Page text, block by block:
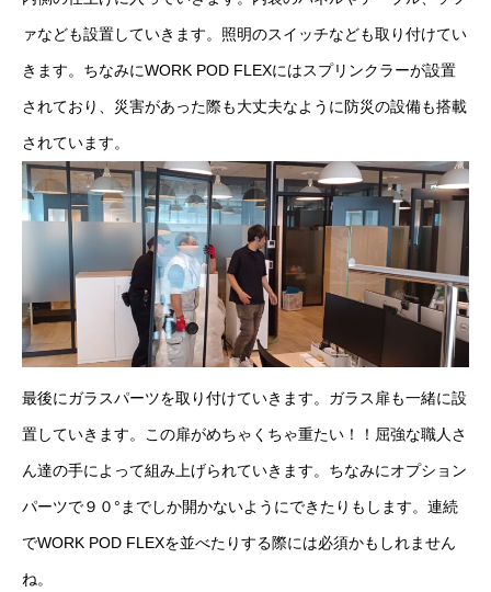
ァなども設置していきます。照明のスイッチなども取り付けてい
きます。ちなみにWORK POD FLEXにはスプリンクラーが設置
されており、災害があった際も大丈夫なように防災の設備も搭載
されています。
最後にガラスパーツを取り付けていきます。ガラス扉も一緒に設
置していきます。この扉がめちゃくちゃ重たい！！屈強な職人さ
ん達の手によって組み上げられていきます。ちなみにオプション
パーツで９０°までしか開かないようにできたりもします。連続
でWORK POD FLEXを並べたりする際には必須かもしれません
ね。